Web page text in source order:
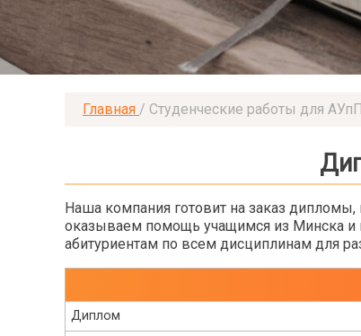
Главная / Студенческие работы для
Наша компания готовит на заказ
оказываем помощь учащимся из Минска и
абитуриентам по всем дисциплинам для
Диплом